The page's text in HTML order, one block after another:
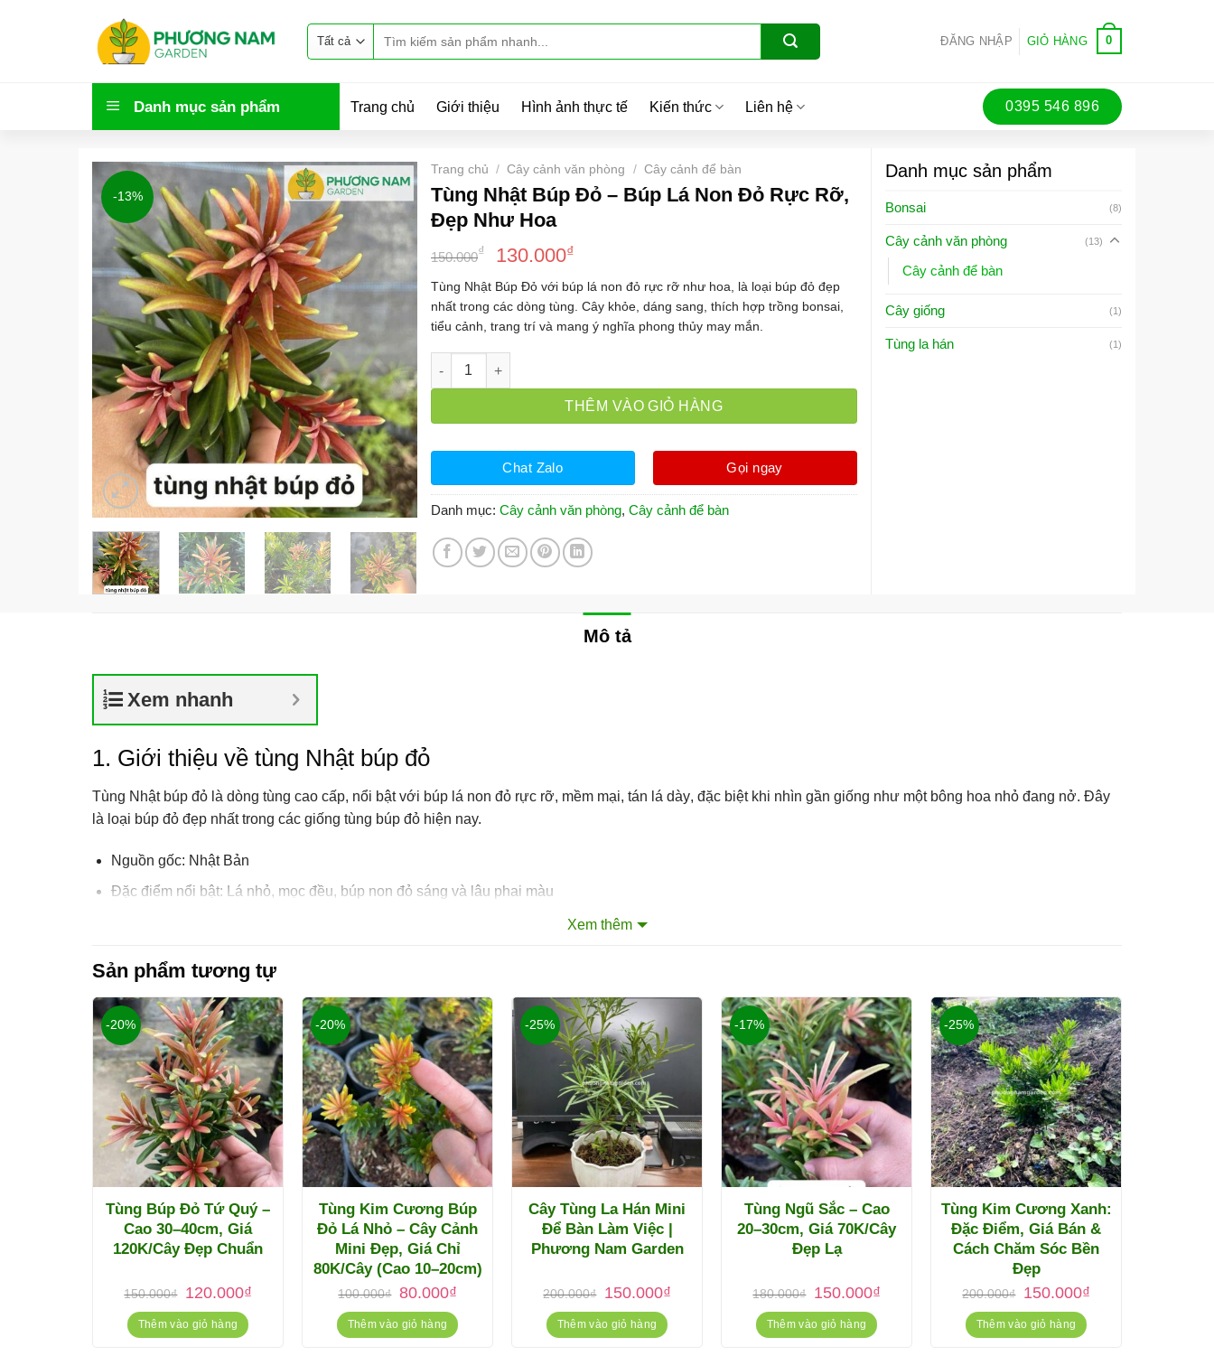
kiếm:
ĐĂNG NHẬP GIỎ HÀNG 0
Danh mục sản phẩm Trang chủ Giới thiệu Hình ảnh thực tế Kiến thức Liên hệ 0395 546 896
-13%
Trang chủ / Cây cảnh văn phòng / Cây cảnh để bàn
Tùng Nhật Búp Đỏ – Búp Lá Non Đỏ Rực Rỡ,
Đẹp Như Hoa
150.000₫
Giá
là:
150.000₫.
130.000₫Giá
tại
là:
130.000₫.
Tùng Nhật Búp Đỏ với búp lá non đỏ rực rỡ như hoa, là loại búp đỏ đẹp
nhất trong các dòng tùng. Cây khỏe, dáng sang, thích hợp trồng bonsai,
tiểu cảnh, trang trí và mang ý nghĩa phong thủy may mắn.
Tùng Nhật Búp Đỏ – Búp Lá Non Đỏ Rực Rỡ, Đẹp Như Hoa số lượng
THÊM VÀO GIỎ HÀNG
Chat Zalo Gọi ngay
Danh mục: Cây cảnh văn phòng, Cây cảnh để bàn
Danh mục sản phẩm
Bonsai (8)
Cây cảnh văn phòng (13)
Cây cảnh để bàn
Cây giống (1)
Tùng la hán (1)
Mô tả
Xem nhanh
1. Giới thiệu về tùng Nhật búp đỏ
Tùng Nhật búp đỏ là dòng tùng cao cấp, nổi bật với búp lá non đỏ rực rỡ, mềm mại, tán lá dày, đặc biệt khi nhìn gần giống như một bông hoa nhỏ đang nở. Đây
là loại búp đỏ đẹp nhấttrong các giống tùng búp đỏ hiện nay.
Nguồn gốc: Nhật Bản
Đặc điểm nổi bật: Lá nhỏ, mọc đều, búp non đỏ sáng và lâu phai màu
Xem thêm
Sản phẩm tương tự
-20%
Tùng Búp Đỏ Tứ Quý –
Cao 30–40cm, Giá
120K/Cây Đẹp Chuẩn
150.000₫ Giá
gốc
là:
150.000₫.
120.000₫Giá
Thêm vào giỏ hàng
-20%
Tùng Kim Cương Búp
Đỏ Lá Nhỏ – Cây Cảnh
Mini Đẹp, Giá Chỉ
80K/Cây (Cao 10–20cm)
100.000₫ Giá
gốc
là:
100.000₫.
80.000₫Giá
tại
Thêm vào giỏ hàng
-25%
Cây Tùng La Hán Mini
Để Bàn Làm Việc |
Phương Nam Garden
200.000₫ Giá
gốc
là:
200.000₫.
150.000₫Giá
Thêm vào giỏ hàng
-17%
Tùng Ngũ Sắc – Cao
20–30cm, Giá 70K/Cây
Đẹp Lạ
180.000₫ Giá
gốc
là:
180.000₫.
150.000₫Giá
Thêm vào giỏ hàng
-25%
Tùng Kim Cương Xanh:
Đặc Điểm, Giá Bán &
Cách Chăm Sóc Bền
Đẹp
200.000₫ Giá
gốc
là:
200.000₫.
150.000₫Giá
Thêm vào giỏ hàng